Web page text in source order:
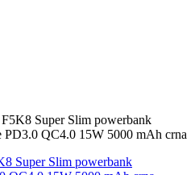
Super Slim powerbank
PD3.0 QC4.0 15W 5000 mAh crna